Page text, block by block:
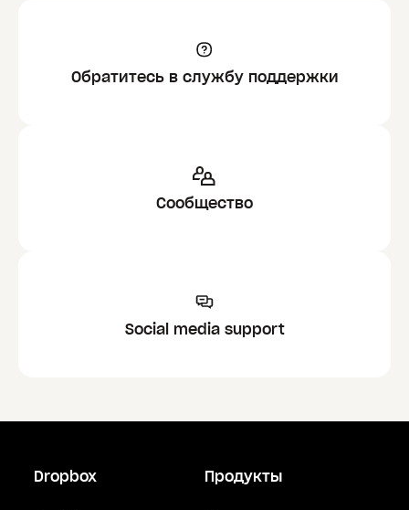
Обратитесь в службу поддержки
Сообщество
Social media support
Dropbox Продукты